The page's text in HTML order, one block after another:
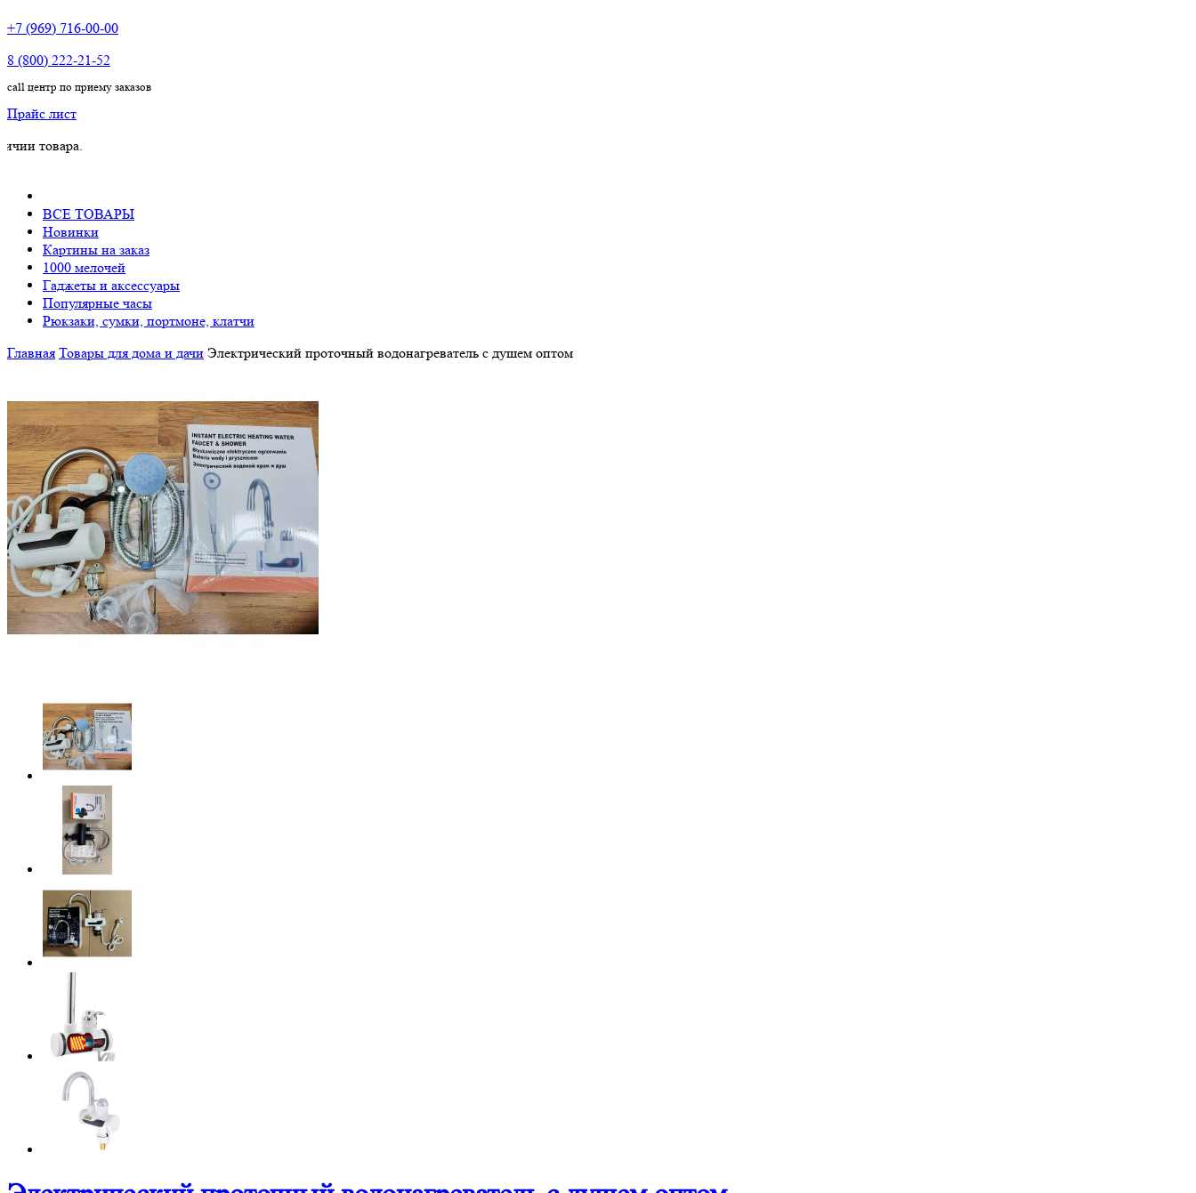
+7 (969) 716-00-00
8 (800) 222-21-52
call центр по приему заказов
Прайс лист
ВСЕ ТОВАРЫ
Новинки
Картины на заказ
1000 мелочей
Гаджеты и аксессуары
Популярные часы
Рюкзаки, сумки, портмоне, клатчи
Главная Товары для дома и дачи Электрический проточный водонагреватель с душем оптом